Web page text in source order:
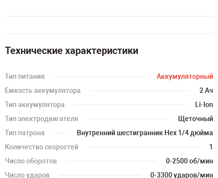
Технические характеристики
Тип питания
Аккумуляторный
Емкость аккумулятора
2 Ач
Тип аккумулятора
Li-Ion
Тип электродвигателя
Щеточный
Тип патрона
Внутренний шестигранник Hex 1/4 дюйма
Количество скоростей
1
Число оборотов
0-2500 об/мин
Число ударов
0-3300 ударов/мин